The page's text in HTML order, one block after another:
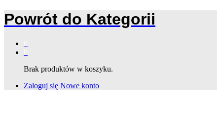
Powrót do Kategorii
Brak produktów w koszyku.
Zaloguj się Nowe konto